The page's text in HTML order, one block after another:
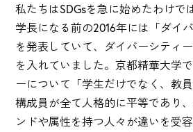
私たちはSDGsを急に始めたわけで
学長になる前の2016年には「ダイ
を発表していて、ダイバーシティ
を入れていました。京都精華大学
ーについて「学生だけでなく、教
構成員が全て人格的に平等であり
ンドや属性を持つ人々が違いを受